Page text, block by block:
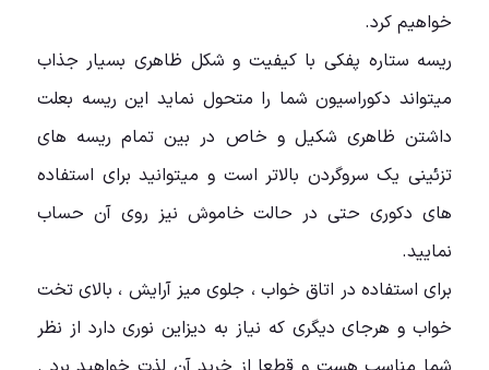
خواهیم کرد.
ریسه ستاره پفکی با کیفیت و شکل ظاهری بسیار جذاب
میتواند دکوراسیون شما را متحول نماید این ریسه بعلت
داشتن ظاهری شکیل و خاص در بین تمام ریسه های
تزئینی یک سروگردن بالاتر است و میتوانید برای استفاده
های دکوری حتی در حالت خاموش نیز روی آن حساب
نمایید.
برای استفاده در اتاق خواب ، جلوی میز آرایش ، بالای تخت
خواب و هرجای دیگری که نیاز به دیزاین نوری دارد از نظر